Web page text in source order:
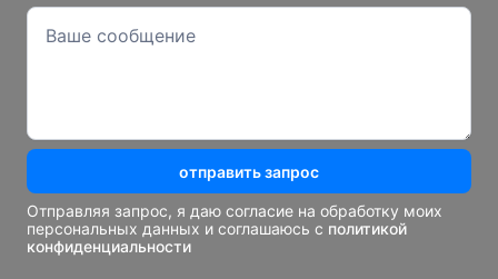
отправить запрос
Отправляя запрос, я даю согласие на обработку моих
персональных данных и соглашаюсь с политикой
конфиденциальности